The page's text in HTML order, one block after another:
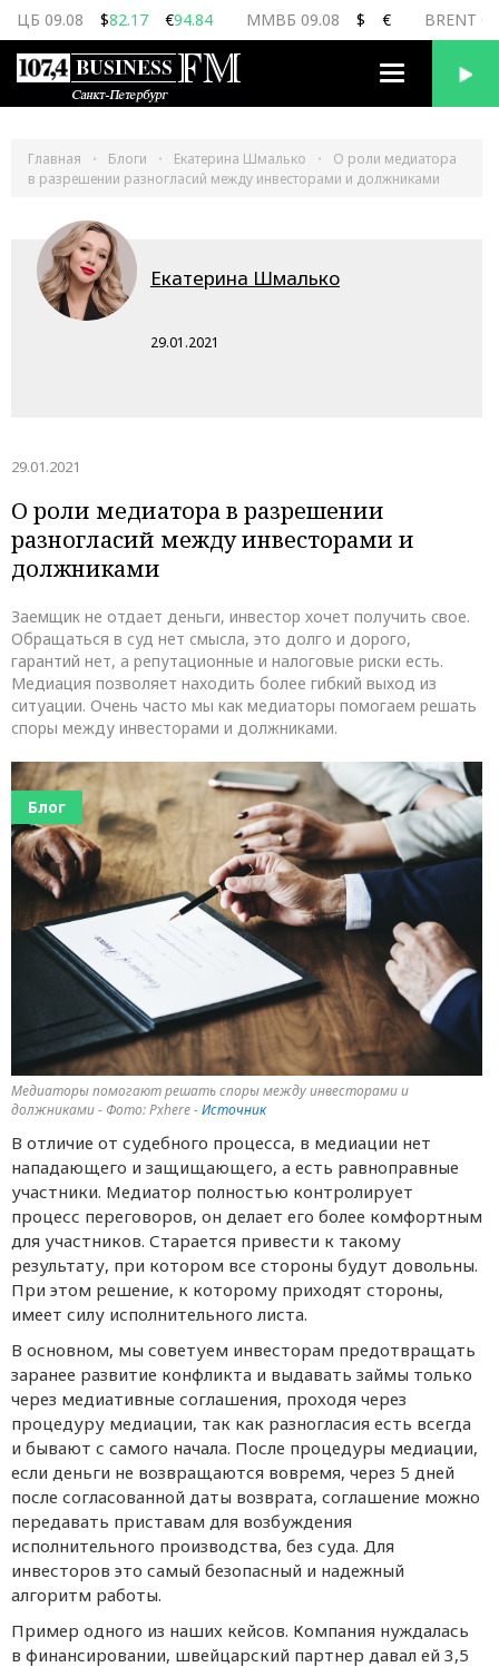
ЦБ 09.08 $82.17 €94.84 ММВБ 09.08 $ € BRENT
Переключить
Главная Блоги Екатерина Шмалько
О роли медиатора
в разрешении разногласий между инвесторами и должниками
Екатерина Шмалько
29.01.2021
29.01.2021
О роли медиатора в разрешении
разногласий между инвесторами и
должниками
Заемщик не отдает деньги, инвестор хочет получить свое.
Обращаться в суд нет смысла, это долго и дорого,
гарантий нет, а репутационные и налоговые риски есть.
Медиация позволяет находить более гибкий выход из
ситуации. Очень часто мы как медиаторы помогаем решать
споры между инвесторами и должниками.
Блог
Медиаторы помогают решать споры между инвесторами и
должниками - Фото: Pxhere -Источник
В отличие от судебного процесса, в медиации нет
нападающего и защищающего, а есть равноправные
участники. Медиатор полностью контролирует
процесс переговоров, он делает его более комфортным
для участников. Старается привести к такому
результату, при котором все стороны будут довольны.
При этом решение, к которому приходят стороны,
имеет силу исполнительного листа.
В основном, мы советуем инвесторам предотвращать
заранее развитие конфликта и выдавать займы только
через медиативные соглашения, проходя через
процедуру медиации, так как разногласия есть всегда
и бывают с самого начала. После процедуры медиации,
если деньги не возвращаются вовремя, через 5 дней
после согласованной даты возврата, соглашение можно
передавать приставам для возбуждения
исполнительного производства, без суда. Для
инвесторов это самый безопасный и надежный
алгоритм работы.
Пример одного из наших кейсов. Компания нуждалась
в финансировании, швейцарский партнер давал ей 3,5